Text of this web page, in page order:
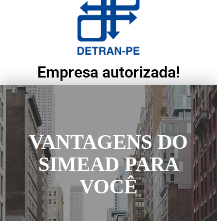
Empresa autorizada!
VANTAGENS DO
SIMEAD PARA
VOCÊ